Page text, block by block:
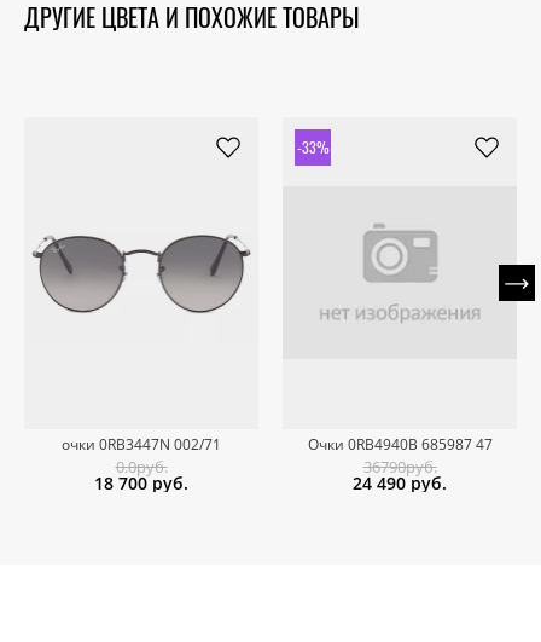
ДРУГИЕ ЦВЕТА И ПОХОЖИЕ ТОВАРЫ
очки 0RB3447N 002/71
0.0руб.
18 700 руб.
-33%
Очки 0RB4940B 685987 47
36790руб.
24 490 руб.